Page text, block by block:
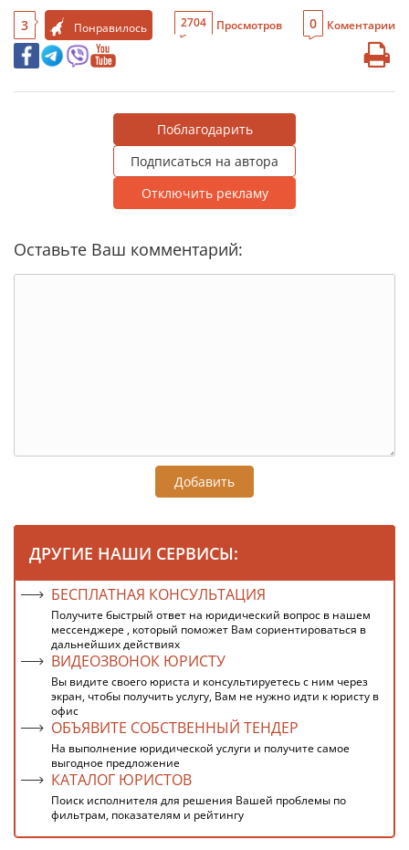
3 Понравилось 2704 Просмотров 0 Коментарии
Поблагодарить
Подписаться на автора
Отключить рекламу
Оставьте Ваш комментарий:
Добавить
ДРУГИЕ НАШИ СЕРВИСЫ:
БЕСПЛАТНАЯ КОНСУЛЬТАЦИЯ
Получите быстрый ответ на юридический вопрос в нашем
мессенджере , который поможет Вам сориентироваться в
дальнейших действиях
ВИДЕОЗВОНОК ЮРИСТУ
Вы видите своего юриста и консультируетесь с ним через
экран, чтобы получить услугу, Вам не нужно идти к юристу в
офис
ОБЪЯВИТЕ СОБСТВЕННЫЙ ТЕНДЕР
На выполнение юридической услуги и получите самое
выгодное предложение
КАТАЛОГ ЮРИСТОВ
Поиск исполнителя для решения Вашей проблемы по
фильтрам, показателям и рейтингу